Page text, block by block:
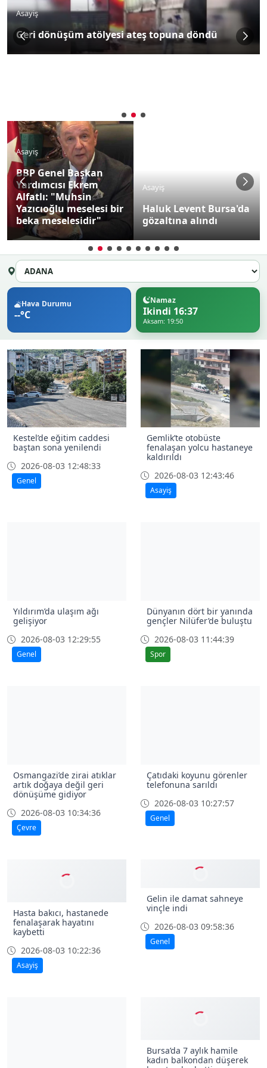
Asayiş
Geri dönüşüm atölyesi ateş topuna döndü
Asayiş
BBP Genel Başkan
Yardımcısı Ekrem
Alfatlı: "Muhsin
Yazıcıoğlu meselesi bir
beka meselesidir"
Asayiş
Haluk Levent Bursa'da
gözaltına alındı
Hava Durumu
--°C
Namaz
Ikindi 16:37
Aksam: 19:50
Kestel’de eğitim caddesi
baştan sona yenilendi
2026-08-03 12:48:33
Genel
Gemlik’te otobüste
fenalaşan yolcu hastaneye
kaldırıldı
2026-08-03 12:43:46
Asayiş
Yıldırım’da ulaşım ağı
gelişiyor
2026-08-03 12:29:55
Genel
Dünyanın dört bir yanında
gençler Nilüfer’de buluştu
2026-08-03 11:44:39
Spor
Osmangazi’de zirai atıklar
artık doğaya değil geri
dönüşüme gidiyor
2026-08-03 10:34:36
Çevre
Çatıdaki koyunu görenler
telefonuna sarıldı
2026-08-03 10:27:57
Genel
Hasta bakıcı, hastanede
fenalaşarak hayatını
kaybetti
2026-08-03 10:22:36
Asayiş
Gelin ile damat sahneye
vinçle indi
2026-08-03 09:58:36
Genel
Bursa’da 7 aylık hamile
kadın balkondan düşerek